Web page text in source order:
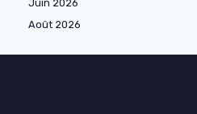
Juin 2026
Août 2026